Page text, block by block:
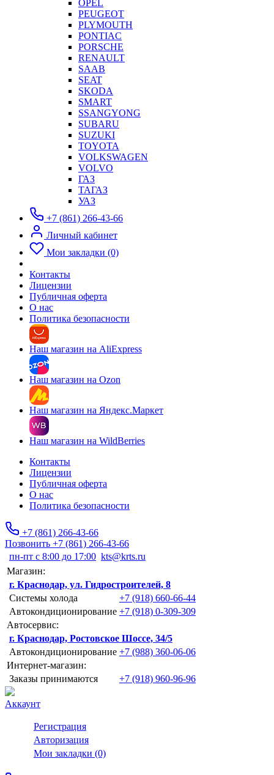
OPEL
PEUGEOT
PLYMOUTH
PONTIAC
PORSCHE
RENAULT
SAAB
SEAT
SKODA
SMART
SSANGYONG
SUBARU
SUZUKI
TOYOTA
VOLKSWAGEN
VOLVO
ГАЗ
ТАГАЗ
УАЗ
+7 (861) 266-43-66
Личный кабинет
Мои закладки (0)
Контакты
Лицензии
Публичная оферта
О нас
Политика безопасности
Наш магазин на AliExpress
Наш магазин на Ozon
Наш магазин на Яндекс.Маркет
Наш магазин на WildBerries
Контакты
Лицензии
Публичная оферта
О нас
Политика безопасности
+7 (861) 266-43-66
Позвонить +7 (861) 266-43-66
пн-пт с 8:00 до 17:00 kts@krts.ru
Магазин:
г. Краснодар, ул. Гидростроителей, 8
Системы холода
+7 (918) 660-66-44
Автокондиционирование +7 (918) 0-309-309
Автосервис:
г. Краснодар, Ростовское Шоссе, 34/5
Автокондиционирование +7 (988) 360-06-06
Интернет-магазин:
Заказы принимаются
+7 (918) 960-96-96
Аккаунт
Регистрация
Авторизация
Мои закладки (0)